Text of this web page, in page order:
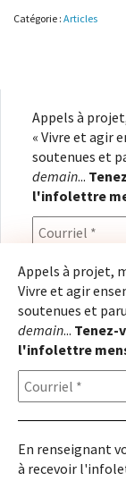
Catégorie : Articles
Appels à
« Vivre et agir
soutenues et
demain...
l'infolettre
En
consentez à
Seligmann,
confidentialité
désabonner à
Copyright © 2026
Appels à projet,
Vivre et agir
soutenues et
demain... Tenez-
l'infolettre
En renseignant
à recevoir